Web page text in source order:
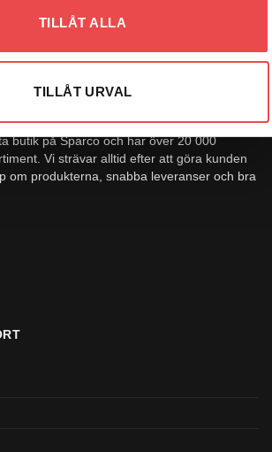
TILLÅT ALLA
TILLÅT URVAL
butik på Sparco och har över 20 000
Vi strävar alltid efter att göra kunden
om produkterna, snabba leveranser och bra